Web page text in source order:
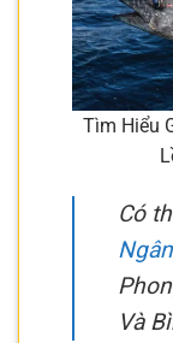
Tìm Hiểu
Có
Và